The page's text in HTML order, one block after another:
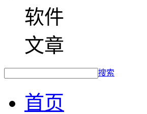
软件
文章
搜索
首页